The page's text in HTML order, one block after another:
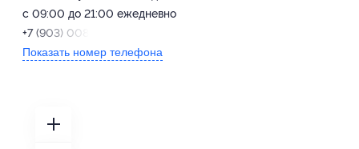
с 09:00 до 21:00 ежедневно
+7 (903) 008-14-03
Показать номер телефона